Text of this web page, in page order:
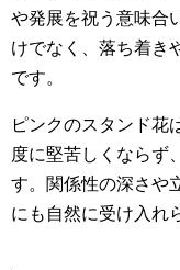
や発展を祝う意味合
けでなく、落ち着き
です。
ピンクのスタンド花
度に堅苦しくならず
す。関係性の深さや
にも自然に受け入れ